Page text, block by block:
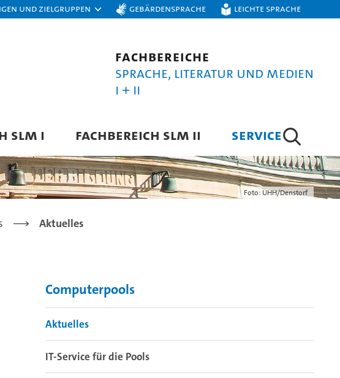
und Zielgruppen Gebärdensprache Leichte Sprache
Fachbereiche
Sprache, Literatur und Medien
I + II
SLM I FACHBEREICH SLM II SERVICE
Foto: UHH/Denstorf
Aktuelles
Computerpools
Aktuelles
IT-Service für die Pools